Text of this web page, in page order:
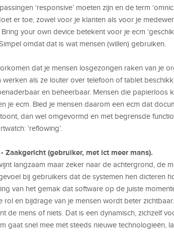
‘responsive’ moeten zijn en de term
er toe, zowel voor je klanten als voor je
Bring your own device betekent voor je ecm
omdat dat is wat mensen (willen) gebruiken.
dat je mensen losgezongen raken van je
werken als ze louter over telefoon of tablet
en beheerbaar. Mensen die papierloos
je ecm. Bied je mensen daarom een ecm dat
dan wel omgevormd en met begrensde
‘reflowing’.
Zaakgericht (gebruiker, met ict meer mans).
langzaam maar zeker naar de achtergrond, de
bij gebruikers dat de systemen hen dicteren
van het gemak dat software op de juiste
rol en bijdrage van je mensen wordt beter
de mens of niets. Dat is een dynamisch, zichzelf
gaat snel mee met steeds nieuwe technologieën,